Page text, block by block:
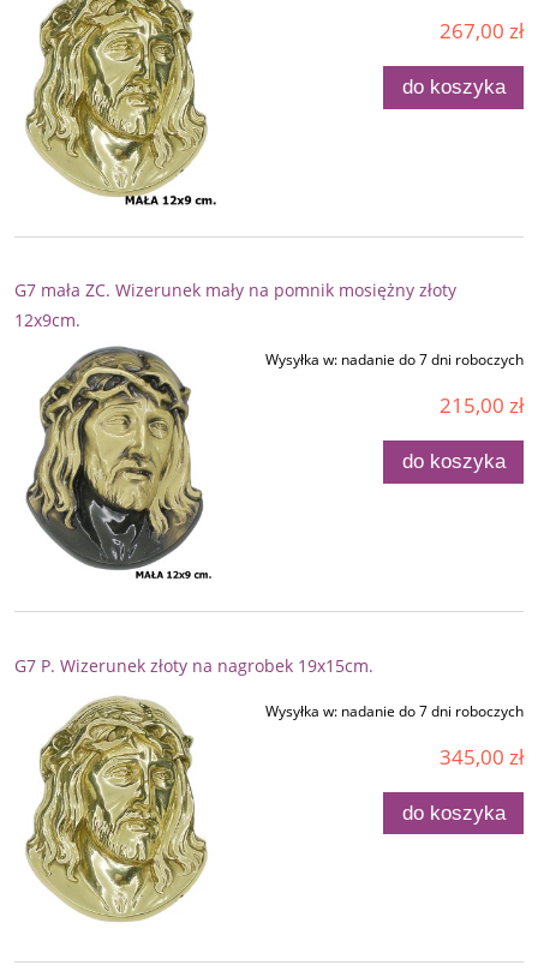
267,00 zł
do koszyka
G7 mała ZC. Wizerunek mały na pomnik mosiężny złoty
12x9cm.
Wysyłka w: nadanie do 7 dni roboczych
215,00 zł
do koszyka
G7 P. Wizerunek złoty na nagrobek 19x15cm.
Wysyłka w: nadanie do 7 dni roboczych
345,00 zł
do koszyka